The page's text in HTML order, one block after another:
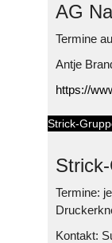
AG
Termine
Antje
https://
Strick-
Termine:
Kontakt: